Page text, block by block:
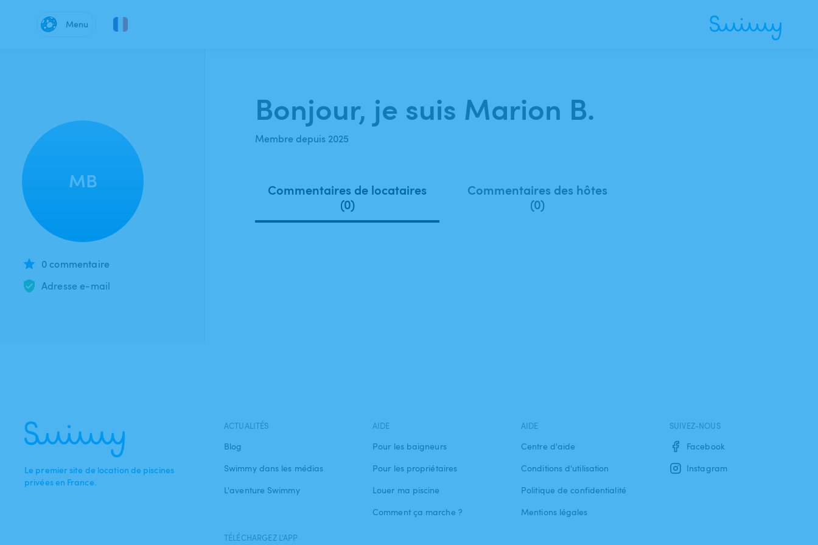
Menu
MB
0 commentaire
Adresse e-mail
Bonjour, je suis Marion B.
Membre depuis 2025
Commentaires de locataires
(0)
Commentaires des hôtes
(0)
Le premier site de location de piscines
privées en France.
ACTUALITÉS
Blog
Swimmy dans les médias
L'aventure Swimmy
AIDE
Pour les baigneurs
Pour les propriétaires
Louer ma piscine
Comment ça marche ?
AIDE
Centre d'aide
Conditions d'utilisation
Politique de confidentialité
Mentions légales
SUIVEZ-NOUS
Facebook
Instagram
TÉLÉCHARGEZ L'APP